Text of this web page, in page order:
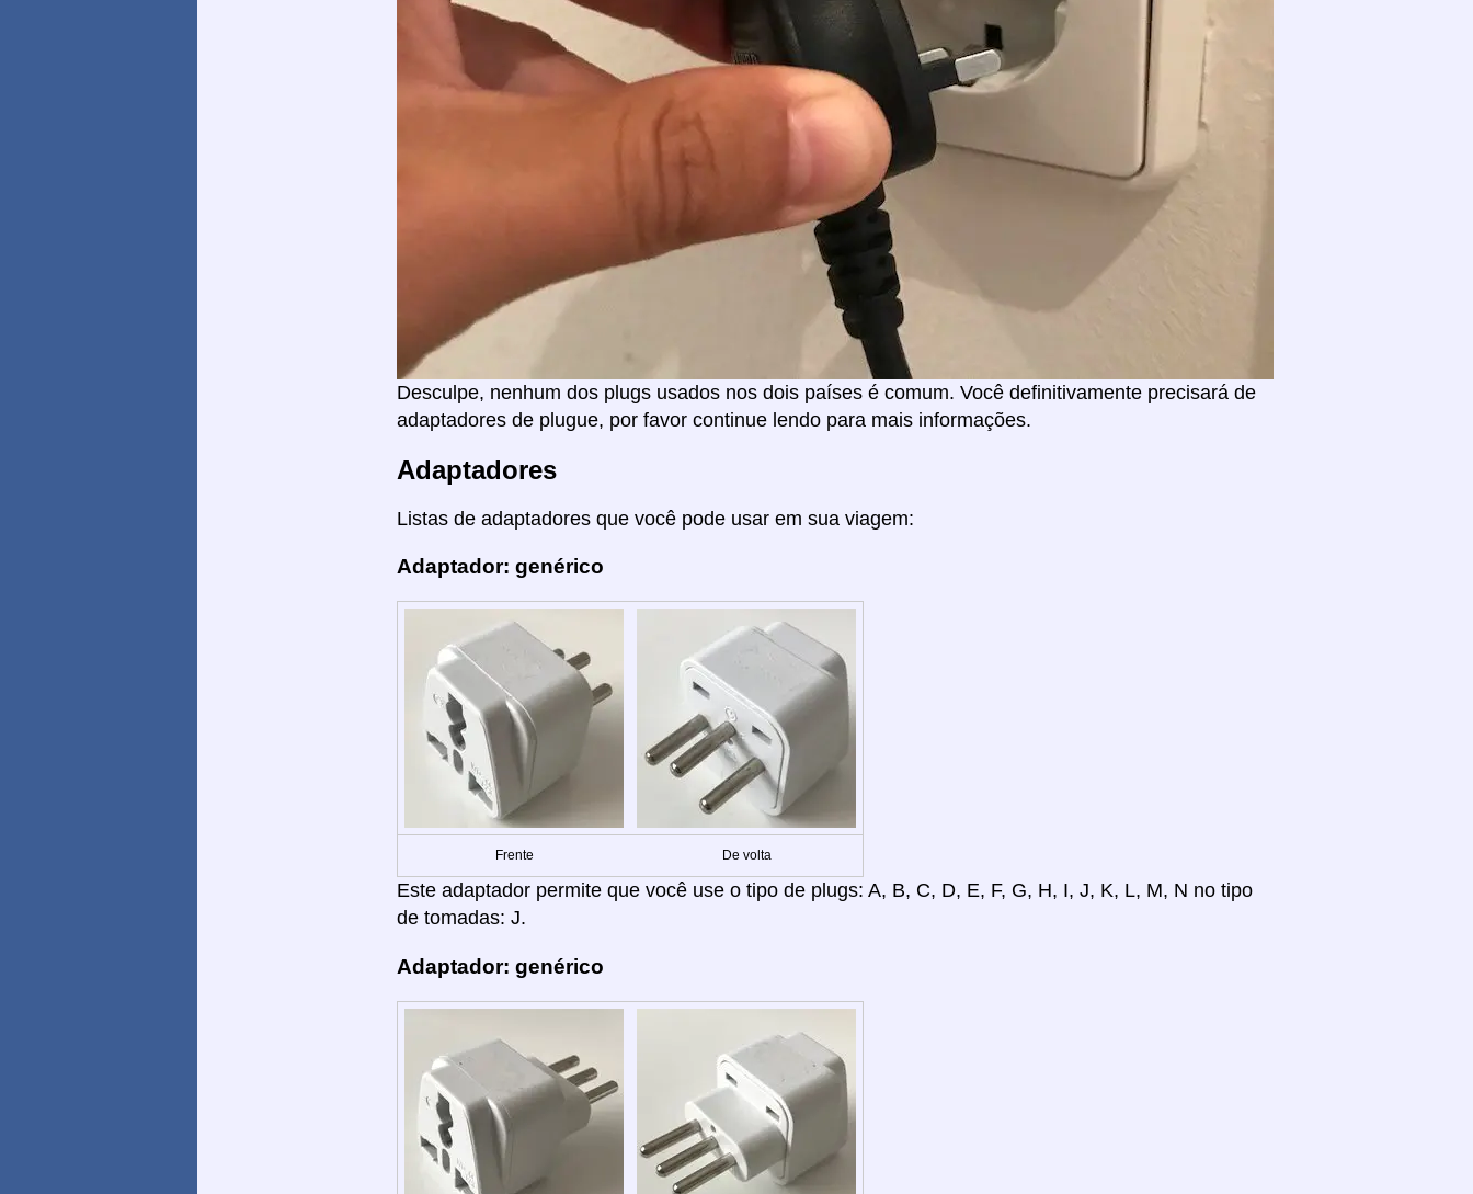
Desculpe, nenhum dos plugs usados nos dois países é comum. Você definitivamente precisará de
adaptadores de plugue, por favor continue lendo para mais informações.
Adaptadores
Listas de adaptadores que você pode usar em sua viagem:
Adaptador: genérico
Frente De volta
Este adaptador permite que você use o tipo de plugs: A, B, C, D, E, F, G, H, I, J, K, L, M, N no tipo
de tomadas: J.
Adaptador: genérico